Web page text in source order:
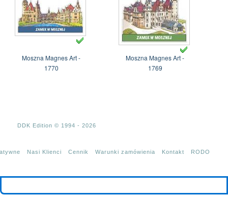
Moszna Magnes Art -
1770
Moszna Magnes Art -
1769
DDK Edition © 1994 - 2026
Nasi Klienci Cennik Warunki zamówienia Kontakt RODO